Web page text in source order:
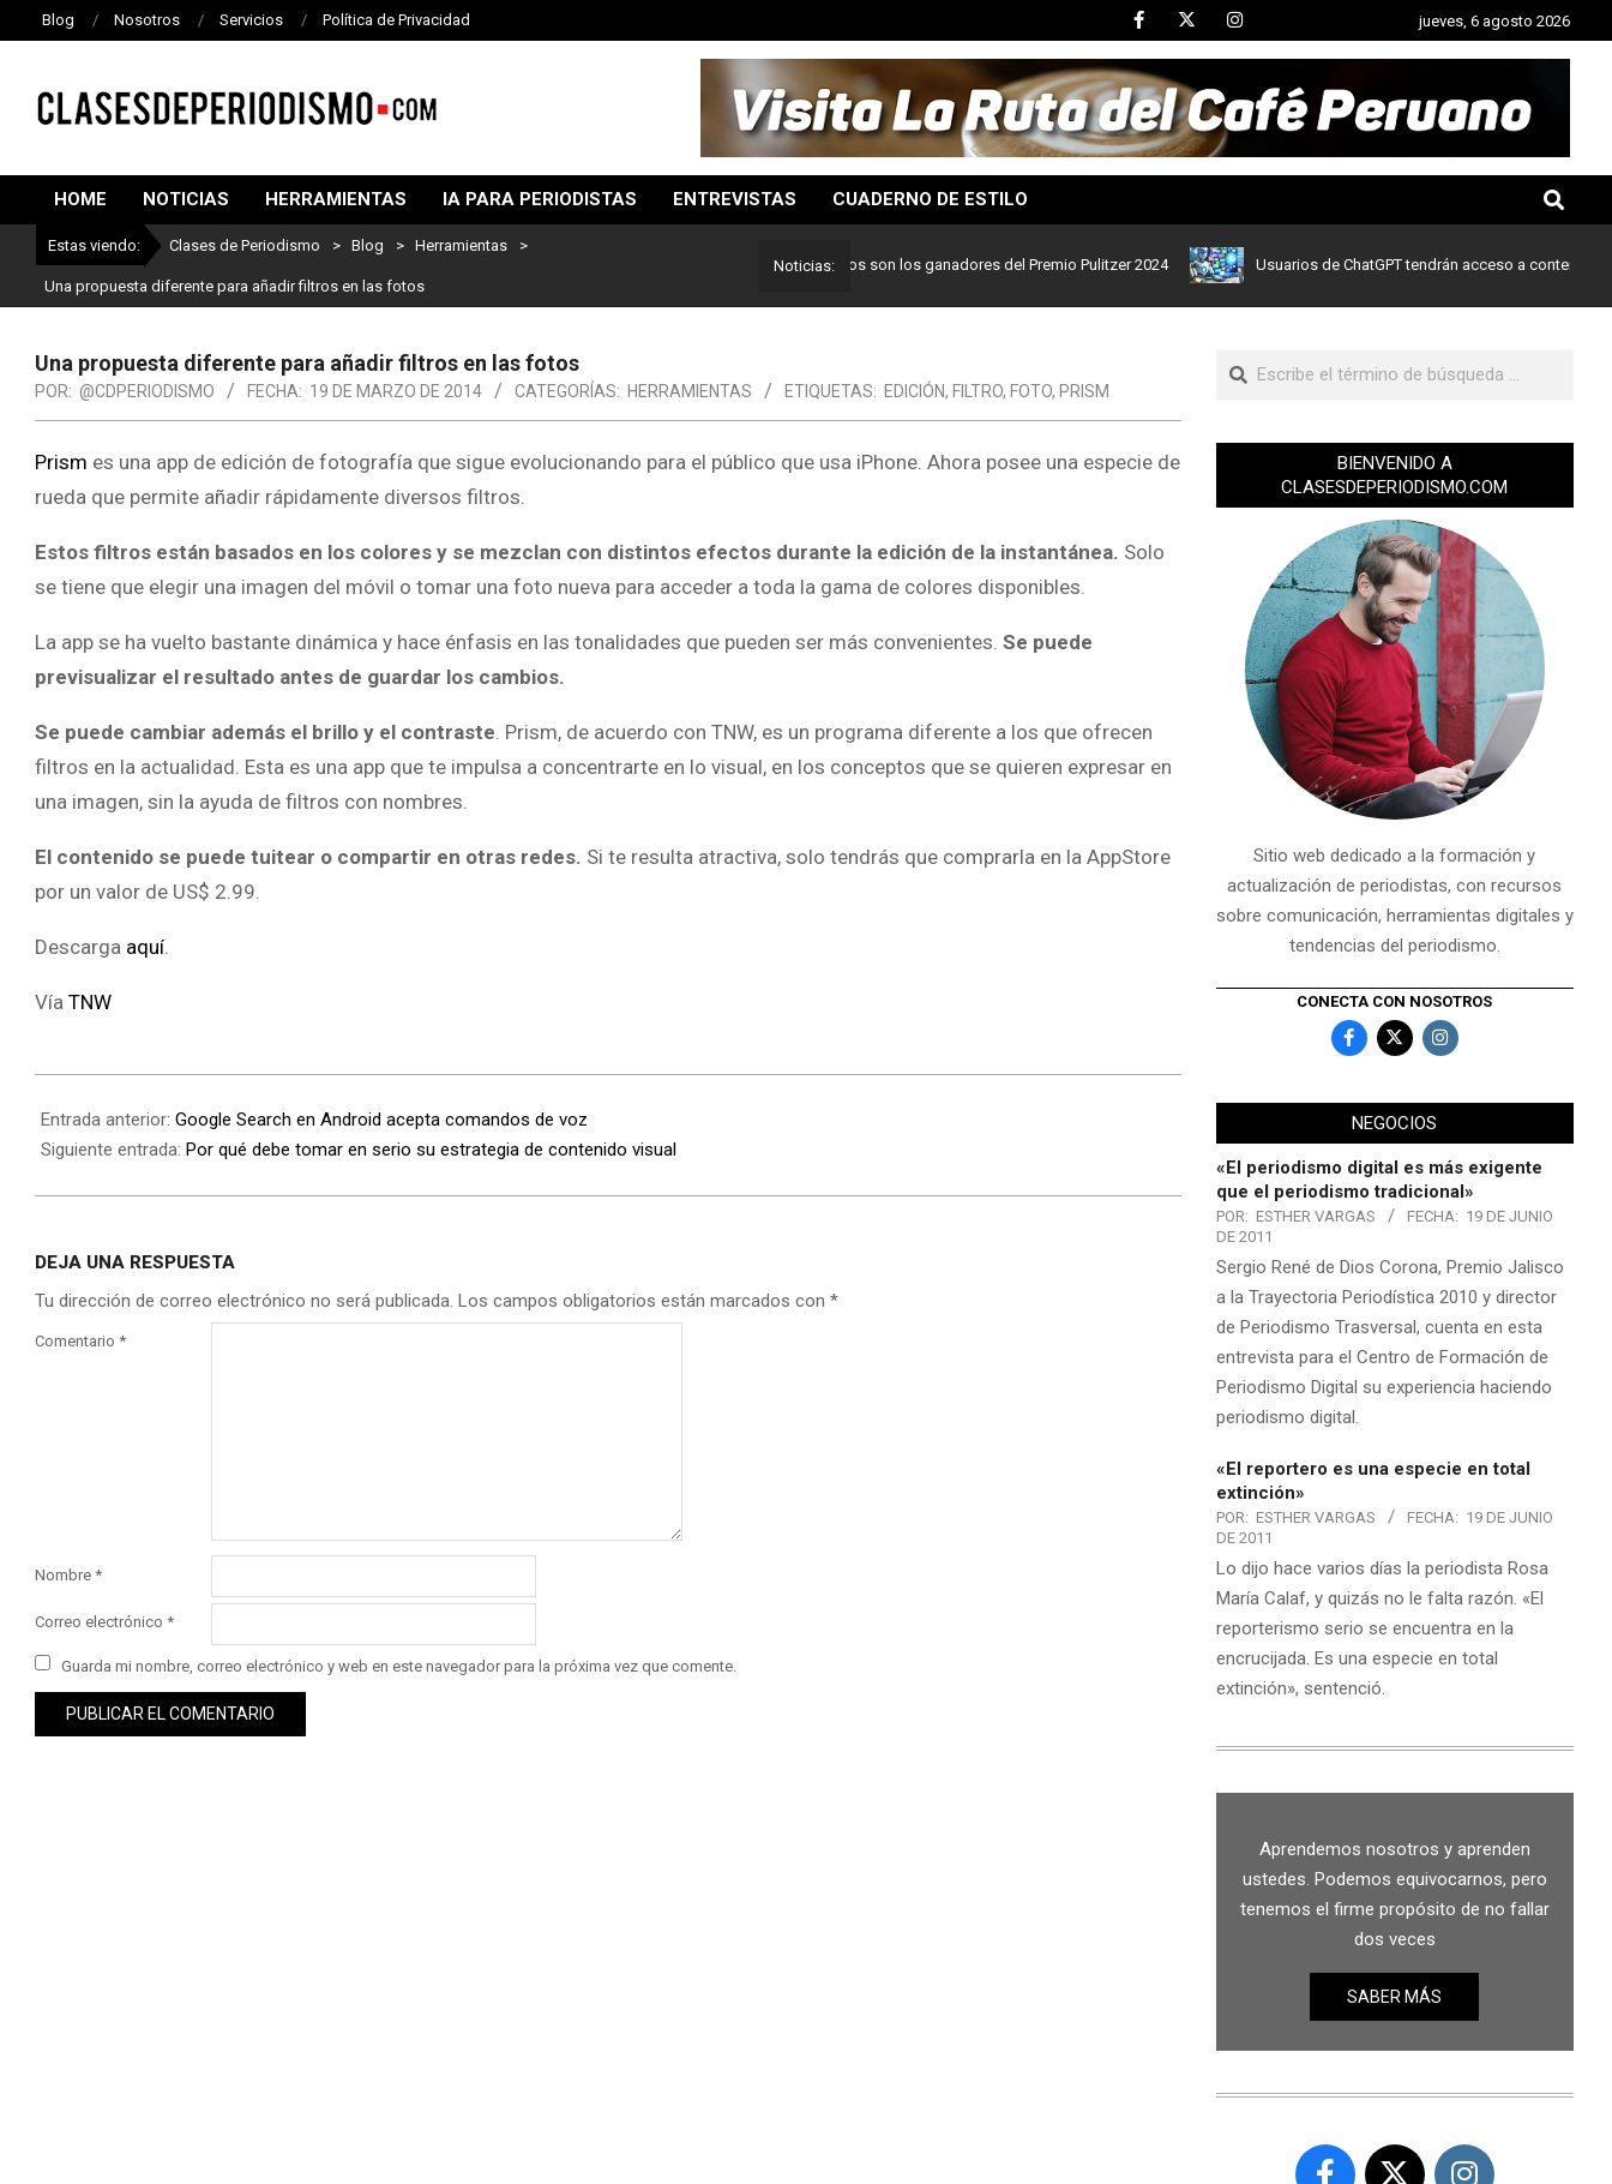
Blog Nosotros Servicios Política de Privacidad jueves, 6 agosto 2026
DE
PERIODISMO
HOME NOTICIAS HERRAMIENTAS IA PARA PERIODISTAS ENTREVISTAS CUADERNO DE ESTILO
Estas viendo: Clases de Periodismo > Blog > Herramientas >
Una propuesta diferente para añadir filtros en las fotos
Noticias:
Lo mejor del periodismo: Estos son los ganadores del Premio Pulitzer 2024 Usuarios de ChatGPT tendrán acceso a contenidos de
Una propuesta diferente para añadir filtros en las fotos
POR: @CDPERIODISMO FECHA: 19 DE MARZO DE 2014 CATEGORÍAS: HERRAMIENTAS ETIQUETAS: EDICIÓN, FILTRO, FOTO, PRISM
Prism es una app de edición de fotografía que sigue evolucionando para el público que usa iPhone. Ahora posee una especie de
rueda que permite añadir rápidamente diversos filtros.
Estos filtros están basados en los colores y se mezclan con distintos efectos durante la edición de la instantánea. Solo
se tiene que elegir una imagen del móvil o tomar una foto nueva para acceder a toda la gama de colores disponibles.
La app se ha vuelto bastante dinámica y hace énfasis en las tonalidades que pueden ser más convenientes. Se puede
previsualizar el resultado antes de guardar los cambios.
Se puede cambiar además el brillo y el contraste. Prism, de acuerdo con TNW, es un programa diferente a los que ofrecen
filtros en la actualidad. Esta es una app que te impulsa a concentrarte en lo visual, en los conceptos que se quieren expresar en
una imagen, sin la ayuda de filtros con nombres.
El contenido se puede tuitear o compartir en otras redes. Si te resulta atractiva, solo tendrás que comprarla en la AppStore
por un valor de US$ 2.99.
Descarga aquí.
Vía TNW
Entrada anterior: Google Search en Android acepta comandos de voz
Siguiente entrada: Por qué debe tomar en serio su estrategia de contenido visual
DEJA UNA RESPUESTA
Tu dirección de correo electrónico no será publicada. Los campos obligatorios están marcados con *
Comentario *
Nombre *
Correo electrónico *
Guarda mi nombre, correo electrónico y web en este navegador para la próxima vez que comente.
BIENVENIDO A
CLASESDEPERIODISMO.COM
Sitio web dedicado a la formación y
actualización de periodistas, con recursos
sobre comunicación, herramientas digitales y
tendencias del periodismo.
CONECTA CON NOSOTROS
NEGOCIOS
«El periodismo digital es más exigente
que el periodismo tradicional»
POR: ESTHER VARGAS FECHA: 19 DE JUNIO
DE 2011
Sergio René de Dios Corona, Premio Jalisco
a la Trayectoria Periodística 2010 y director
de Periodismo Trasversal, cuenta en esta
entrevista para el Centro de Formación de
Periodismo Digital su experiencia haciendo
periodismo digital.
«El reportero es una especie en total
extinción»
POR: ESTHER VARGAS FECHA: 19 DE JUNIO
DE 2011
Lo dijo hace varios días la periodista Rosa
María Calaf, y quizás no le falta razón. «El
reporterismo serio se encuentra en la
encrucijada. Es una especie en total
extinción», sentenció.
Aprendemos nosotros y aprenden
ustedes. Podemos equivocarnos, pero
tenemos el firme propósito de no fallar
dos veces
SABER MÁS